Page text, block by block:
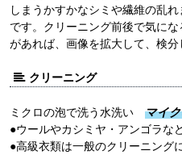
しまうかすかなシミや繊維の乱
です。クリーニング前後で気に
があれば、画像を拡大して、検分
クリーニング
ミクロの泡で洗う水洗い マイ
●ウールやカシミヤ・アンゴラな
●高級衣類は一般のクリーニング